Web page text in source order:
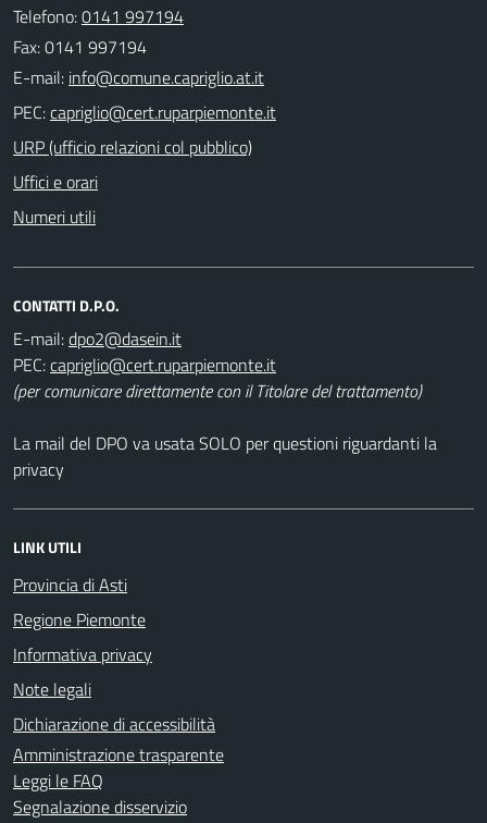
Telefono:0141 997194
Fax: 0141 997194
E-mail:
PEC:
URP (ufficio relazioni col pubblico)
Uffici e orari
Numeri utili
CONTATTI D.P.O.
E-mail:
PEC:
(per comunicare direttamente con il Titolare del trattamento)
La mail del DPO va usata SOLO per questioni riguardanti la
privacy
LINK UTILI
Provincia di Asti
Regione Piemonte
Informativa privacy
Note legali
Dichiarazione di accessibilità
Amministrazione trasparente
Leggi le FAQ
Segnalazione disservizio